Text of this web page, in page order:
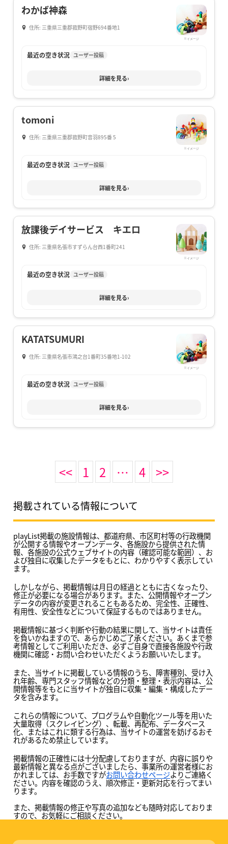
わかば神森
住所: 三重県三重郡菰野町宿野694番地1
※イメージ
最近の空き状況 ユーザー投稿
詳細を見る›
tomoni
住所: 三重県三重郡菰野町音羽895番 5
※イメージ
最近の空き状況 ユーザー投稿
詳細を見る›
放課後デイサービス キエロ
住所: 三重県名張市すずらん台西1番町241
※イメージ
最近の空き状況 ユーザー投稿
詳細を見る›
KATATSUMURI
住所: 三重県名張市鴻之台1番町35番地1-102
※イメージ
最近の空き状況 ユーザー投稿
詳細を見る›
<< 1 2 … 4 >>
掲載されている情報について
playList掲載の施設情報は、都道府県、市区町村等の行政機関
が公開する情報やオープンデータ、各施設から提供された情
報、各施設の公式ウェブサイトの内容（確認可能な範囲）、お
よび独自に収集したデータをもとに、わかりやすく表示してい
ます。
しかしながら、掲載情報は月日の経過とともに古くなったり、
修正が必要になる場合があります。また、公開情報やオープン
データの内容が変更されることもあるため、完全性、正確性、
有用性、安全性などについて保証するものではありません。
掲載情報に基づく判断や行動の結果に関して、当サイトは責任
を負いかねますので、あらかじめご了承ください。あくまで参
考情報としてご利用いただき、必ずご自身で直接各施設や行政
機関に確認・お問い合わせいただくようお願いいたします。
また、当サイトに掲載している情報のうち、障害種別、受け入
れ年齢、専門スタッフ情報などの分類・整理・表示内容は、公
開情報等をもとに当サイトが独自に収集・編集・構成したデー
タを含みます。
これらの情報について、プログラムや自動化ツール等を用いた
大量取得（スクレイピング）、転載、再配布、データベース
化、またはこれに類する行為は、当サイトの運営を妨げるおそ
れがあるため禁止しています。
掲載情報の正確性には十分配慮しておりますが、内容に誤りや
最新情報と異なる点がございましたら、事業所の運営者様にお
かれましては、お手数ですがお問い合わせページよりご連絡く
ださい。内容を確認のうえ、順次修正・更新対応を行ってまい
ります。
また、掲載情報の修正や写真の追加なども随時対応しておりま
すので、お気軽にご相談ください。